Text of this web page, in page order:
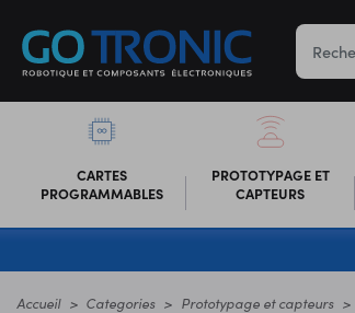
CARTES
PROGRAMMABLES
PROTOTYPAGE ET
CAPTEURS
Accueil Categories Prototypage et capteurs